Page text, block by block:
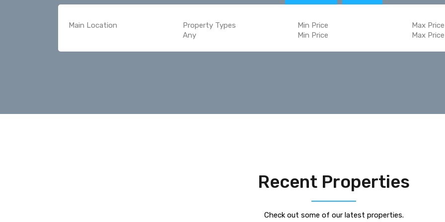
Main Location Property Types Min Price Max Price
Recent Properties
Check out some of our latest properties.